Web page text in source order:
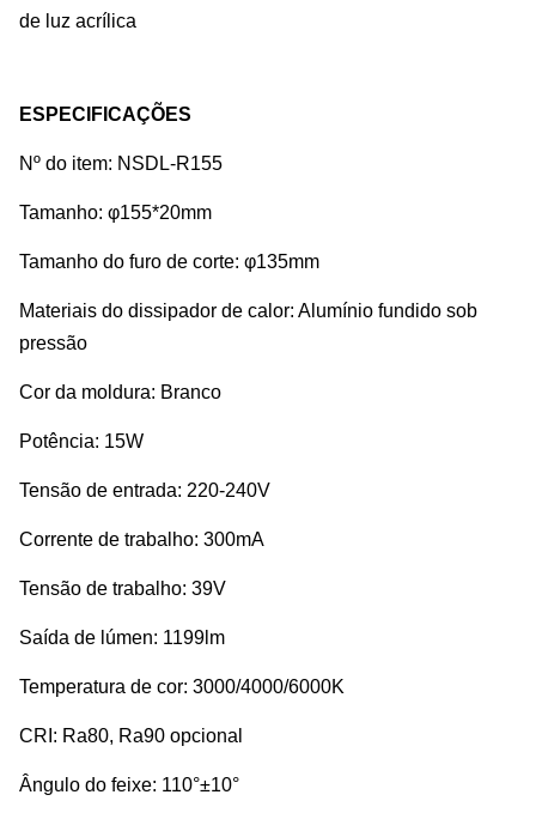
de luz acrílica
ESPECIFICAÇÕES
Nº do item: NSDL-R155
Tamanho: φ155*20mm
Tamanho do furo de corte: φ135mm
Materiais do dissipador de calor: Alumínio fundido sob
pressão
Cor da moldura: Branco
Potência: 15W
Tensão de entrada: 220-240V
Corrente de trabalho: 300mA
Tensão de trabalho: 39V
Saída de lúmen: 1199lm
Temperatura de cor: 3000/4000/6000K
CRI: Ra80, Ra90 opcional
Ângulo do feixe: 110°±10°